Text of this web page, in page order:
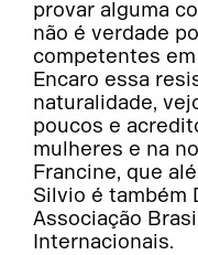
provar alguma
não é verdade
competentes
Encaro essa
naturalidade,
poucos e
mulheres e na
Francine, que
Silvio é também
Associação
Internacionais.